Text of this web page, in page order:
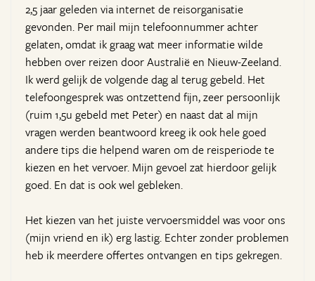
2,5 jaar geleden via internet de reisorganisatie
gevonden. Per mail mijn telefoonnummer achter
gelaten, omdat ik graag wat meer informatie wilde
hebben over reizen door Australië en Nieuw-Zeeland.
Ik werd gelijk de volgende dag al terug gebeld. Het
telefoongesprek was ontzettend fijn, zeer persoonlijk
(ruim 1,5u gebeld met Peter) en naast dat al mijn
vragen werden beantwoord kreeg ik ook hele goed
andere tips die helpend waren om de reisperiode te
kiezen en het vervoer. Mijn gevoel zat hierdoor gelijk
goed. En dat is ook wel gebleken.
Het kiezen van het juiste vervoersmiddel was voor ons
(mijn vriend en ik) erg lastig. Echter zonder problemen
heb ik meerdere offertes ontvangen en tips gekregen.